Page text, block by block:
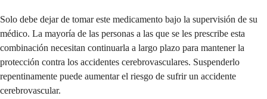
Solo debe dejar de tomar este medicamento bajo la supervisión de su
médico. La mayoría de las personas a las que se les prescribe esta
combinación necesitan continuarla a largo plazo para mantener la
protección contra los accidentes cerebrovasculares. Suspenderlo
repentinamente puede aumentar el riesgo de sufrir un accidente
cerebrovascular.